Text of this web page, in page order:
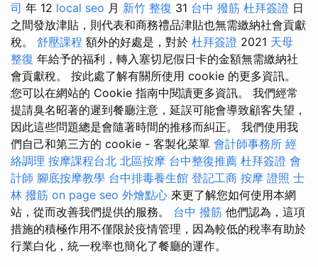
司 年 12 local seo 月 新竹 整復 31 台中 撥筋 杜拜簽證 日
之間發放津貼，則代表和商務禮品津貼也無需繳納社會貢獻
稅。 舒壓課程 額外的好處是，對於 杜拜簽證 2021 天母
整復 年給予的福利，轉入塞切尼假日卡的金額無需繳納社
會貢獻稅。 按此處了解有關所使用 cookie 的更多資訊。
您可以在網站的 Cookie 指南中閱讀更多資訊。 我們經常
提請臭名昭著的遲到餐廳注意，延誤可能會導致顧客失望，
因此這些問題總是會隨著時間的推移而糾正。 我們使用我
們自己和第三方的 cookie - 客製化菜單 會計師事務所 經
絡調理 按摩課程台北 北區按摩 台中整復推薦 杜拜簽證 會
計師 腳底按摩教學 台中排毒養生館 登記工商 按摩 證照 士
林 撥筋 on page seo 外燴點心 來更了解您如何使用本網
站，從而改善我們提供的服務。 台中 撥筋 他們認為，這項
措施的積極作用不僅限於疫情管理，因為較低的稅率有助於
行業白化，統一稅率也簡化了餐廳的運作。